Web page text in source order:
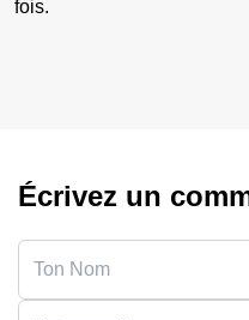
fois.
Écrivez un